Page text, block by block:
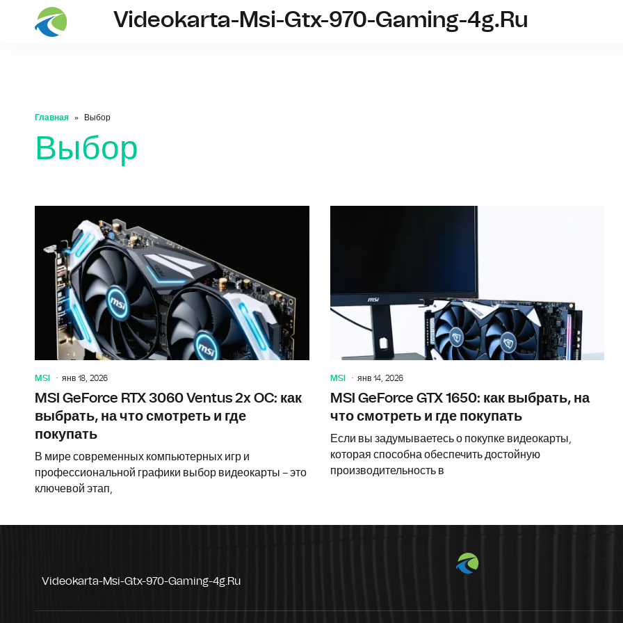
videokarta-msi-gtx-970-gaming-
Videokarta-Msi-Gtx-970-Gaming-4g.ru
Главная Выбор
Выбор
MSI янв 18, 2026
MSI GeForce RTX 3060 Ventus 2x OC: как
выбрать, на что смотреть и где
покупать
В мире современных компьютерных игр и
профессиональной графики выбор видеокарты – это
ключевой этап,
MSI янв 14, 2026
MSI GeForce GTX 1650: как выбрать, на
что смотреть и где покупать
Если вы задумываетесь о покупке видеокарты,
которая способна обеспечить достойную
производительность в
Videokarta-Msi-Gtx-970-Gaming-4g.ru